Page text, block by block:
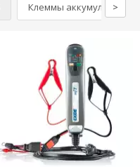
Клеммы аккумулятора
>